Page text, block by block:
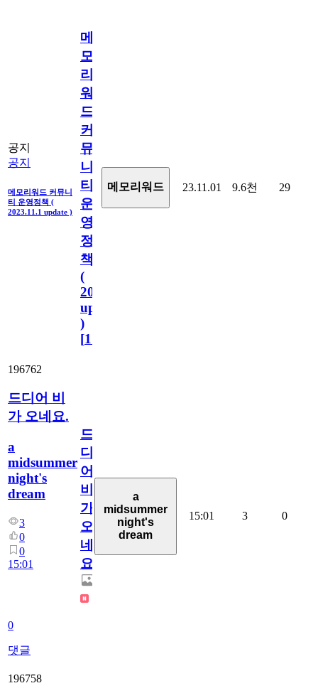
공지
공지
메모리워드 커뮤니
티 운영정책 (
2023.11.1 update )
메
모
리
워
드
커
뮤
니
티
운
영
정
책
(
2023.11.1
update
)
[110
메모리워드 23.11.01 9.6천 29
196762
드디어 비
가 오네요.
a
midsummer
night's
dream
3
0
0
15:01
0
댓글
드
디
어
비
가
오
네
요.
a
midsummer
night's
dream
15:01 3 0
196758